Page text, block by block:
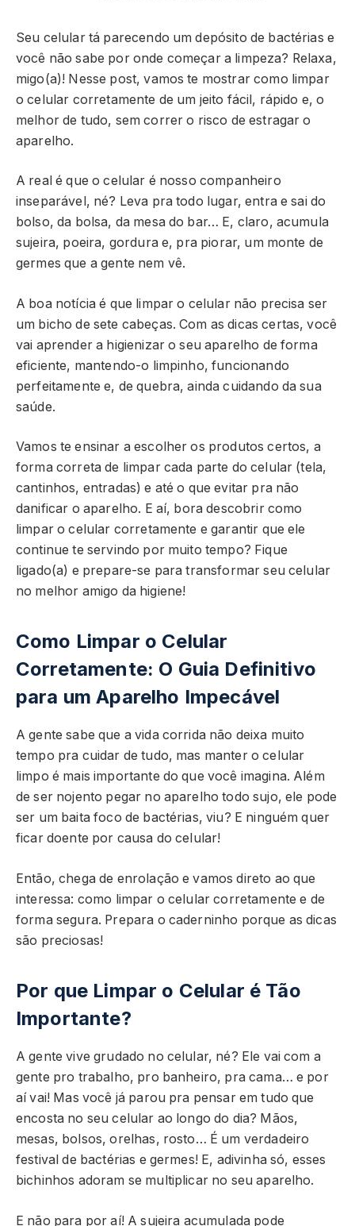
Seu celular tá parecendo um depósito de bactérias e
você não sabe por onde começar a limpeza? Relaxa,
migo(a)! Nesse post, vamos te mostrar como limpar
o celular corretamente de um jeito fácil, rápido e, o
melhor de tudo, sem correr o risco de estragar o
aparelho.
A real é que o celular é nosso companheiro
inseparável, né? Leva pra todo lugar, entra e sai do
bolso, da bolsa, da mesa do bar… E, claro, acumula
sujeira, poeira, gordura e, pra piorar, um monte de
germes que a gente nem vê.
A boa notícia é que limpar o celular não precisa ser
um bicho de sete cabeças. Com as dicas certas, você
vai aprender a higienizar o seu aparelho de forma
eficiente, mantendo-o limpinho, funcionando
perfeitamente e, de quebra, ainda cuidando da sua
saúde.
Vamos te ensinar a escolher os produtos certos, a
forma correta de limpar cada parte do celular (tela,
cantinhos, entradas) e até o que evitar pra não
danificar o aparelho. E aí, bora descobrir como
limpar o celular corretamente e garantir que ele
continue te servindo por muito tempo? Fique
ligado(a) e prepare-se para transformar seu celular
no melhor amigo da higiene!
Como Limpar o Celular
Corretamente: O Guia Definitivo
para um Aparelho Impecável
A gente sabe que a vida corrida não deixa muito
tempo pra cuidar de tudo, mas manter o celular
limpo é mais importante do que você imagina. Além
de ser nojento pegar no aparelho todo sujo, ele pode
ser um baita foco de bactérias, viu? E ninguém quer
ficar doente por causa do celular!
Então, chega de enrolação e vamos direto ao que
interessa: como limpar o celular corretamente e de
forma segura. Prepara o caderninho porque as dicas
são preciosas!
Por que Limpar o Celular é Tão
Importante?
A gente vive grudado no celular, né? Ele vai com a
gente pro trabalho, pro banheiro, pra cama… e por
aí vai! Mas você já parou pra pensar em tudo que
encosta no seu celular ao longo do dia? Mãos,
mesas, bolsos, orelhas, rosto… É um verdadeiro
festival de bactérias e germes! E, adivinha só, esses
bichinhos adoram se multiplicar no seu aparelho.
E não para por aí! A sujeira acumulada pode